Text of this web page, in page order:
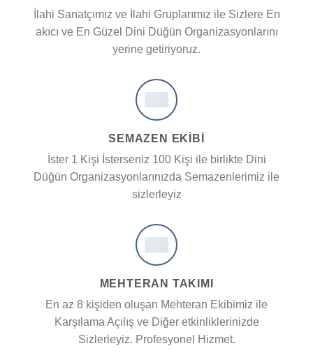
İlahi Sanatçımız ve İlahi Gruplarımız ile Sizlere En
akıcı ve En Güzel Dini Düğün Organizasyonlarını
yerine getiriyoruz.
SEMAZEN EKIBI
İster 1 Kişi İsterseniz 100 Kişi ile birlikte Dini
Düğün Organizasyonlarınızda Semazenlerimiz ile
sizlerleyiz
MEHTERAN TAKIMI
En az 8 kişiden oluşan Mehteran Ekibimiz ile
Karşılama Açılış ve Diğer etkinliklerinizde
Sizlerleyiz. Profesyonel Hizmet.